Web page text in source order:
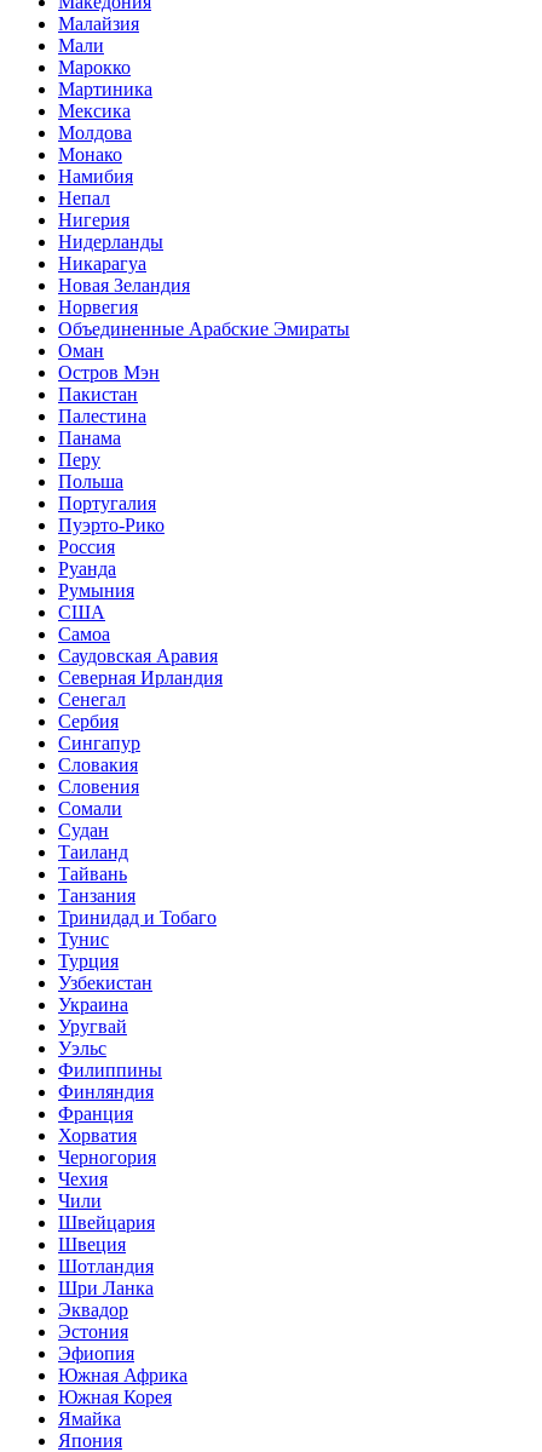
Малайзия
Мали
Марокко
Мартиника
Мексика
Молдова
Монако
Намибия
Непал
Нигерия
Нидерланды
Никарагуа
Новая Зеландия
Норвегия
Объединенные Арабские Эмираты
Оман
Остров Мэн
Пакистан
Палестина
Панама
Перу
Польша
Португалия
Пуэрто-Рико
Россия
Руанда
Румыния
США
Самоа
Саудовская Аравия
Северная Ирландия
Сенегал
Сербия
Сингапур
Словакия
Словения
Сомали
Судан
Таиланд
Тайвань
Танзания
Тринидад и Тобаго
Тунис
Турция
Узбекистан
Украина
Уругвай
Уэльс
Филиппины
Финляндия
Франция
Хорватия
Черногория
Чехия
Чили
Швейцария
Швеция
Шотландия
Шри Ланка
Эквадор
Эстония
Эфиопия
Южная Африка
Южная Корея
Ямайка
Япония